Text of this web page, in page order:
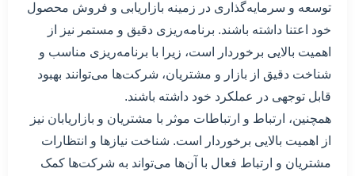
توسعه و سرمایه‌گذاری در زمینه بازاریابی و فروش محصول
خود اعتنا داشته باشند. برنامه‌ریزی دقیق و مستمر نیز از
اهمیت بالایی برخوردار است، زیرا با برنامه‌ریزی مناسب و
شناخت دقیق از بازار و مشتریان، شرکت‌ها می‌توانند بهبود
قابل توجهی در عملکرد خود داشته باشند.
همچنین، ارتباط و ارتباطات موثر با مشتریان و بازاریابان نیز
از اهمیت بالایی برخوردار است. شناخت نیازها و انتظارات
مشتریان و ارتباط فعال با آن‌ها می‌تواند به شرکت‌ها کمک